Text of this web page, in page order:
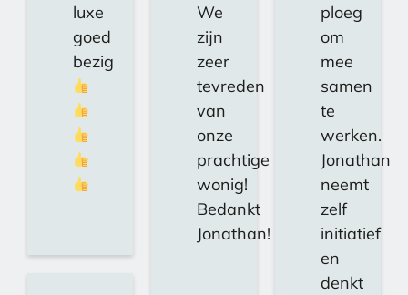
luxe
goed
bezig
We
zijn
zeer
tevreden
van
onze
prachtige
wonig!
Bedankt
Jonathan!
ploeg
om
mee
samen
te
werken.
Jonathan
neemt
zelf
initiatief
en
denkt